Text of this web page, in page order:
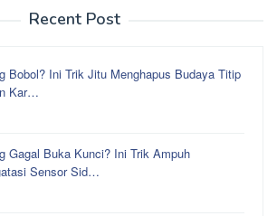
Recent Post
Bobol? Ini Trik Jitu Menghapus Budaya Titip
Kar…
Gagal Buka Kunci? Ini Trik Ampuh
Sensor Sid…